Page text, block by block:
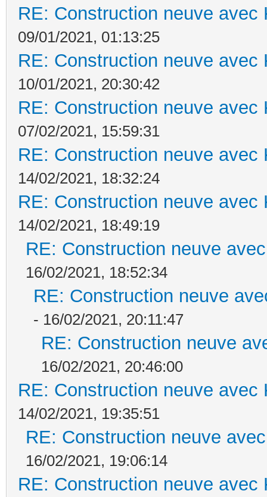
RE: Construction neuve avec
09/01/2021, 01:13:25
RE: Construction neuve avec
10/01/2021, 20:30:42
RE: Construction neuve avec
07/02/2021, 15:59:31
RE: Construction neuve avec
14/02/2021, 18:32:24
RE: Construction neuve avec
14/02/2021, 18:49:19
RE: Construction neuve
16/02/2021, 18:52:34
RE: Construction neuve
- 16/02/2021, 20:11:47
RE: Construction neuve
16/02/2021, 20:46:00
RE: Construction neuve avec
14/02/2021, 19:35:51
RE: Construction neuve
16/02/2021, 19:06:14
RE: Construction neuve avec